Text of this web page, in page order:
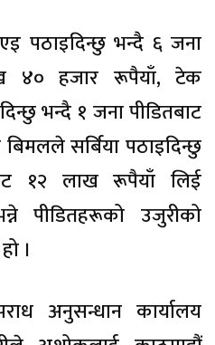
पठाइदिन्छु भन्दै ६ जना
४० हजार रूपैयाँ, टेक
भन्दै १ जना पीडितबाट
सर्बिया पठाइदिन्छु
१२ लाख रूपैयाँ लिई
पीडितहरूको उजुरीको
।
अनुसन्धान कार्यालय